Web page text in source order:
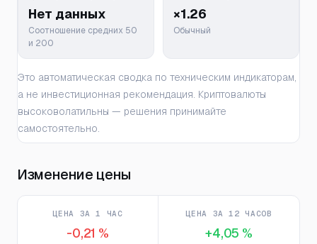
Нет данных
Соотношение средних 50
и 200
×1.26
Обычный
Это автоматическая сводка по техническим индикаторам,
а не инвестиционная рекомендация. Криптовалюты
высоковолатильны — решения принимайте
самостоятельно.
Изменение цены
ЦЕНА ЗА 1 ЧАС
-0,21 %
ЦЕНА ЗА 12 ЧАСОВ
+4,05 %